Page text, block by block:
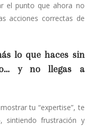
el punto que ahora no
acciones correctas de
lo que haces sin
y no llegas a
tu “expertise”, te
sintiendo frustración y